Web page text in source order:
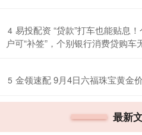
4 易投配资 “贷款”打车也能贴息
户可“补签”，个别银行消费贷购车
5 金领速配 9月4日六福珠宝黄金
最新